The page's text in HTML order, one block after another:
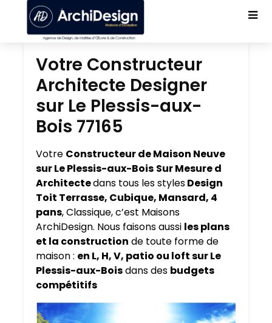
Votre Constructeur
Architecte Designer
sur Le Plessis-aux-
Bois 77165
Votre Constructeur de Maison Neuve
sur Le Plessis-aux-Bois Sur Mesure d
Architectedans tous les stylesDesign
Toit Terrasse, Cubique, Mansard, 4
pans, Classique, c’est Maisons
ArchiDesign. Nous faisons aussi les plans
et la construction de toute forme de
maison : en L, H, V, patio ou loft sur Le
Plessis-aux-Boisdans des budgets
compétitifs